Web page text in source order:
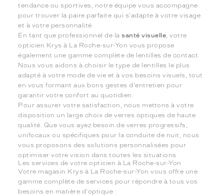
tendance ou sportives, notre équipe vous accompagne
pour trouver la paire parfaite qui s'adapte à votre visage
et à votre personnalité.
En tant que professionnel de lasanté visuelle, votre
opticien Krys à La Roche-sur-Yon vous propose
également une gamme complète de lentilles de contact.
Nous vous aidons à choisir le type de lentilles le plus
adapté à votre mode de vie et à vos besoins visuels, tout
en vous formant aux bons gestes d'entretien pour
garantir votre confort au quotidien.
Pour assurer votre satisfaction, nous mettons à votre
disposition un large choix de verres optiques de haute
qualité. Que vous ayez besoin de verres progressifs,
unifocaux ou spécifiques pour la conduite de nuit, nous
vous proposons des solutions personnalisées pour
optimiser votre vision dans toutes les situations.
Les services de votre opticien à La Roche-sur-Yon
Votre magasin Krys à La Roche-sur-Yon vous offre une
gamme complète de services pour répondre à tous vos
besoins en matière d'optique :